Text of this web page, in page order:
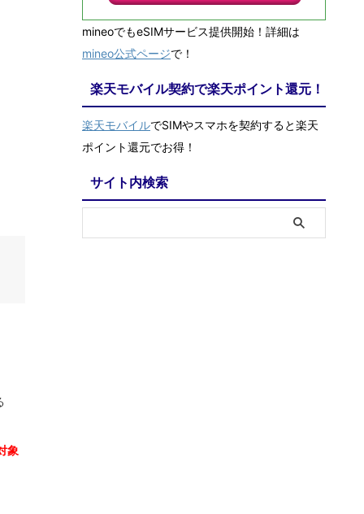
象
mineoでもeSIMサービス提供開始！詳細は
mineo公式ページで！
楽天モバイル契約で楽天ポイント還元！
楽天モバイルでSIMやスマホを契約すると楽天
ポイント還元でお得！
サイト内検索